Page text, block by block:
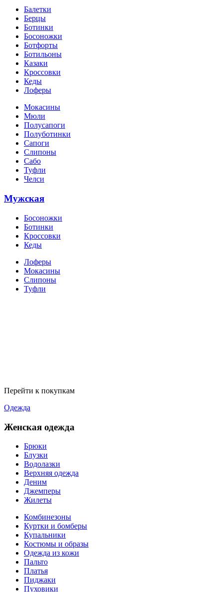
Балетки
Берцы
Ботинки
Босоножки
Ботфорты
Ботильоны
Казаки
Кроссовки
Кеды
Лоферы
Мокасины
Мюли
Полусапоги
Полуботинки
Сапоги
Слипоны
Сабо
Туфли
Челси
Мужская
Босоножки
Ботинки
Кроссовки
Кеды
Лоферы
Мокасины
Слипоны
Туфли
Перейти к покупкам
Одежда
Женская одежда
Брюки
Блузки
Водолазки
Верхняя одежда
Деним
Джемперы
Жилеты
Комбинезоны
Куртки и бомберы
Купальники
Костюмы и образы
Одежда из кожи
Пальто
Платья
Пиджаки
Пуховики